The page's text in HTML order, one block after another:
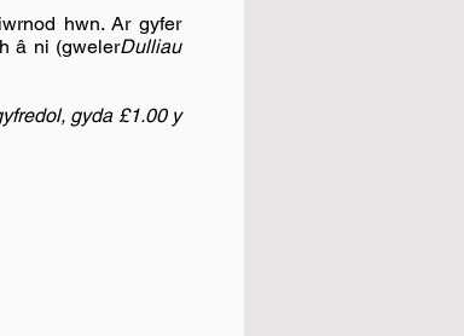
hwn. Ar gyfer
â ni (gwelerDulliau
gyda £1.00 y